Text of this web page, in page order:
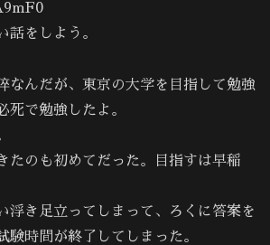
話をしよう。
なんだが、東京の大学を目指して勉強
死で勉強したよ。
たのも初めてだった。目指すは早稲
浮き足立ってしまって、ろくに答案を
験時間が終了してしまった。